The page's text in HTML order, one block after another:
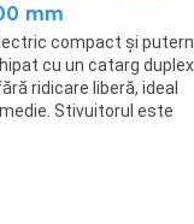
mm
compact și
cu un catarg duplex
ridicare liberă, ideal
Stivuitorul este